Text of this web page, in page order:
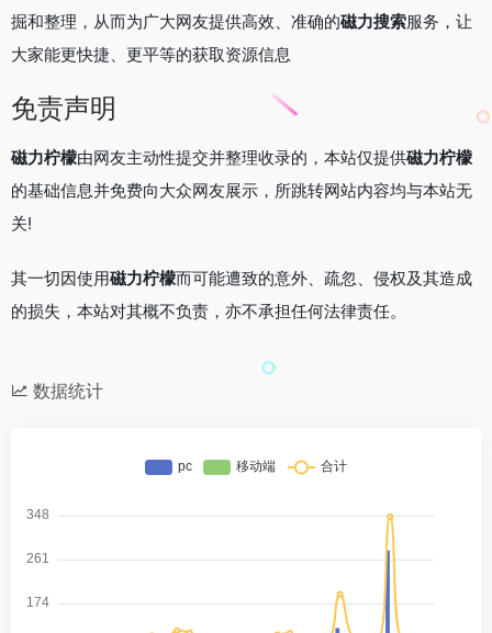
掘和整理，从而为广大网友提供高效、准确的磁力搜索服务，让
大家能更快捷、更平等的获取资源信息
免责声明
磁力柠檬由网友主动性提交并整理收录的，本站仅提供磁力柠檬
的基础信息并免费向大众网友展示，所跳转网站内容均与本站无
关!
其一切因使用磁力柠檬而可能遭致的意外、疏忽、侵权及其造成
的损失，本站对其概不负责，亦不承担任何法律责任。
数据统计